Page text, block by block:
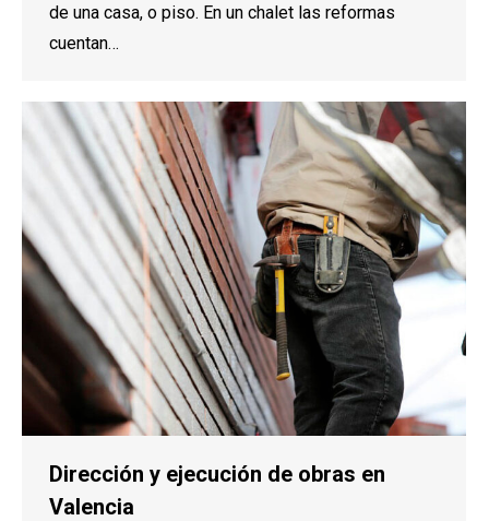
de una casa, o piso. En un chalet las reformas
cuentan…
Dirección y ejecución de obras en
Valencia